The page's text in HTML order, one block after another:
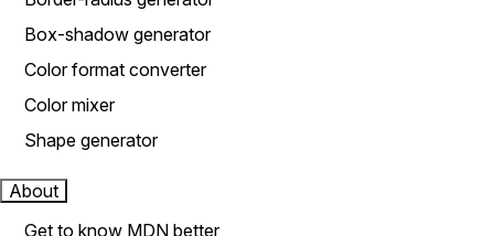
Box-shadow generator
Color format converter
Color mixer
Shape generator
About
Get to know MDN better